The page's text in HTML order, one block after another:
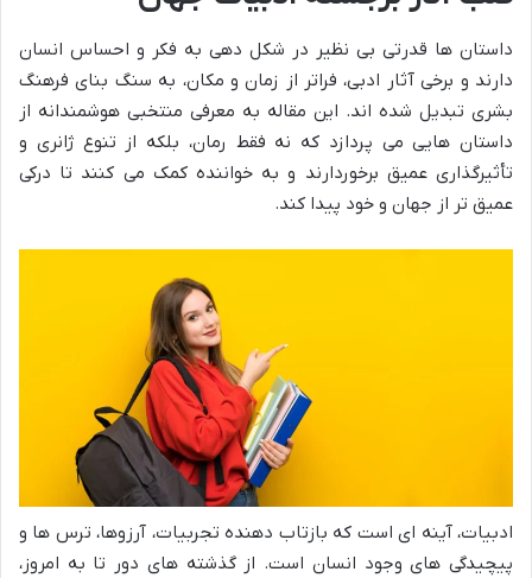
داستان ها قدرتی بی نظیر در شکل دهی به فکر و احساس انسان
دارند و برخی آثار ادبی، فراتر از زمان و مکان، به سنگ بنای فرهنگ
بشری تبدیل شده اند. این مقاله به معرفی منتخبی هوشمندانه از
داستان هایی می پردازد که نه فقط رمان، بلکه از تنوع ژانری و
تأثیرگذاری عمیق برخوردارند و به خواننده کمک می کنند تا درکی
عمیق تر از جهان و خود پیدا کند.
ادبیات، آینه ای است که بازتاب دهنده تجربیات، آرزوها، ترس ها و
پیچیدگی های وجود انسان است. از گذشته های دور تا به امروز،